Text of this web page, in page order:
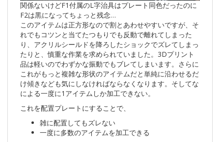
関係ないけどF1付属のL字治具はプレート同色だったのに
F2は黒になってちょっと残念…
このアイテムは正方形なので割とあわせやすいですが、そ
れでもコツンと当てたつもりでも反動で離れてしまった
り、アクリルシールドを降ろしたショックでズレてしまっ
たりと、慎重な作業を求められていました。3Dプリント
品は軽いのでわずかな振動でもブレてしまいます。さらに
これがもっと複雑な形状のアイテムだと単純に沿わせるだ
け傾きなども気にしなければならなくなります。そしてな
による一度に1アイテムしか加工できない。
これを配置プレートにすることで、
雑に配置してもズレない
一度に多数のアイテムを加工できる